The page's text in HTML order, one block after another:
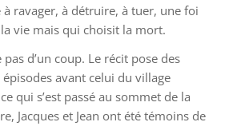
ravager, à détruire, à tuer, une foi
vie mais qui choisit la mort.
d’un coup. Le récit pose des
avant celui du village
qui s’est passé au sommet de la
Jacques et Jean ont été témoins de